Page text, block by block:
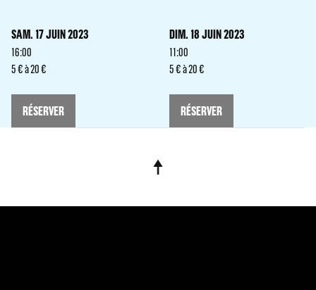
SAM. 17 JUIN 2023
16:00
5 € à 20 €
RÉSERVER
DIM. 18 JUIN 2023
11:00
5 € à 20 €
RÉSERVER